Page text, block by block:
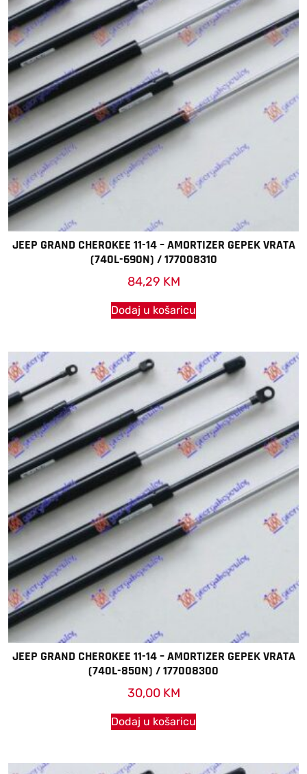
JEEP GRAND CHEROKEE 11-14 – AMORTIZER GEPEK VRATA
(740L-690N) / 177008310
84,29 KM
Dodaj u košaricu
JEEP GRAND CHEROKEE 11-14 – AMORTIZER GEPEK VRATA
(740L-850N) / 177008300
30,00 KM
Dodaj u košaricu